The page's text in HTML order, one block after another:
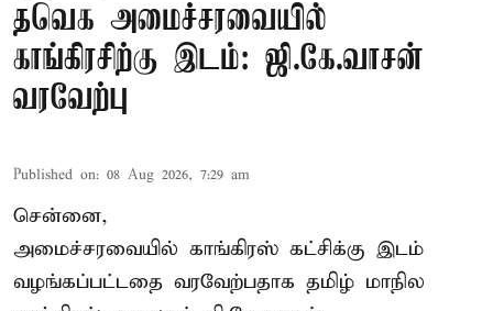
தவெக அமைச்சரவையில்
காங்கிரசிற்கு இடம்: ஜி.கே.வாசன்
வரவேற்பு
Published on: 08 Aug 2026, 7:29 am
சென்னை,
அமைச்சரவையில் காங்கிரஸ் கட்சிக்கு இடம்
வழங்கப்பட்டதை வரவேற்பதாக தமிழ் மாநில